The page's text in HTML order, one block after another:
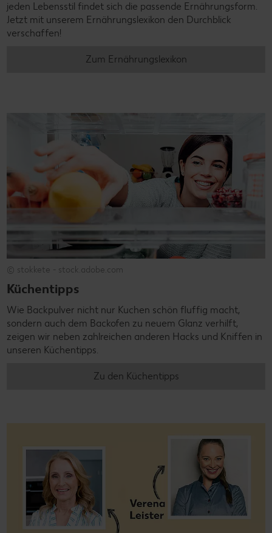
jeden Lebensstil findet sich die passende Ernährungsform.
Jetzt mit unserem Ernährungslexikon den Durchblick
verschaffen!
Zum Ernährungslexikon
© stokkete - stock.adobe.com
Küchentipps
Wie Backpulver nicht nur Kuchen schön fluffig macht,
sondern auch dem Backofen zu neuem Glanz verhilft,
zeigen wir neben zahlreichen anderen Hacks und Kniffen in
unseren Küchentipps.
Zu den Küchentipps